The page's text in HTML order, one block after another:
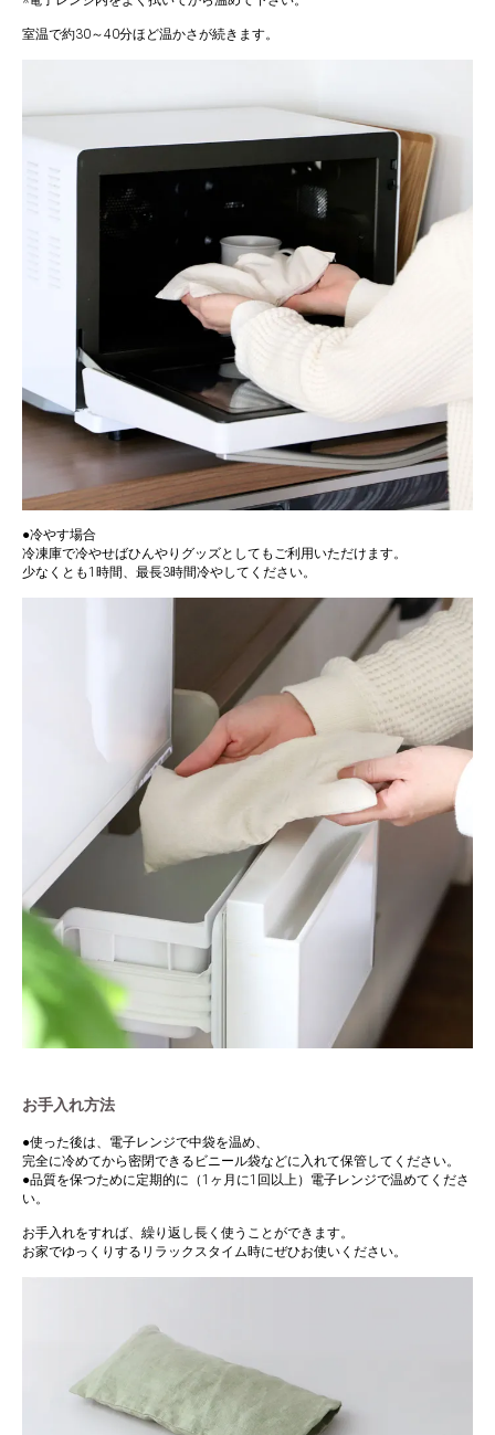
室温で約30～40分ほど温かさが続きます。
●冷やす場合
冷凍庫で冷やせばひんやりグッズとしてもご利用いただけます。
少なくとも1時間、最長3時間冷やしてください。
お手入れ方法
●使った後は、電子レンジで中袋を温め、
完全に冷めてから密閉できるビニール袋などに入れて保管してください。
●品質を保つために定期的に（1ヶ月に1回以上）電子レンジで温めてくださ
い。
お手入れをすれば、繰り返し長く使うことができます。
お家でゆっくりするリラックスタイム時にぜひお使いください。